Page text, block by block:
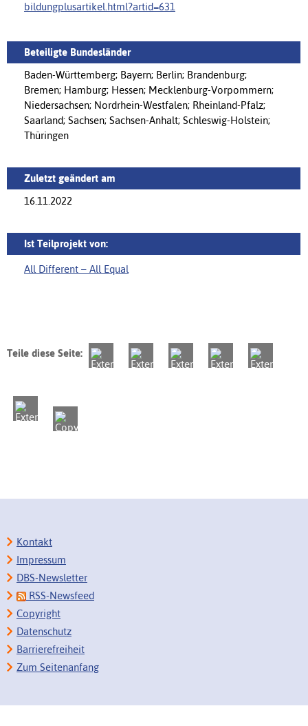
bildungplusartikel.html?artid=631
Beteiligte Bundesländer
Baden-Württemberg; Bayern; Berlin; Brandenburg;
Bremen; Hamburg; Hessen; Mecklenburg-Vorpommern;
Niedersachsen; Nordrhein-Westfalen; Rheinland-Pfalz;
Saarland; Sachsen; Sachsen-Anhalt; Schleswig-Holstein;
Thüringen
Zuletzt geändert am
16.11.2022
Ist Teilprojekt von:
All Different – All Equal
Teile diese Seite:
Kontakt
Impressum
DBS-Newsletter
RSS-Newsfeed
Copyright
Datenschutz
Barrierefreiheit
Zum Seitenanfang